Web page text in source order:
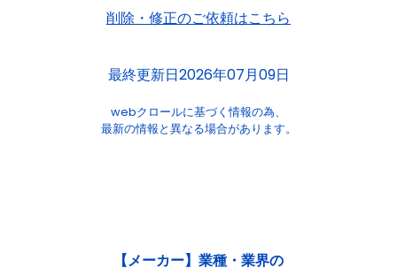
削除・修正のご依頼はこちら
最終更新日2026年07月09日
webクロールに基づく情報の為、
最新の情報と異なる場合があります。
【メーカー】業種・業界の